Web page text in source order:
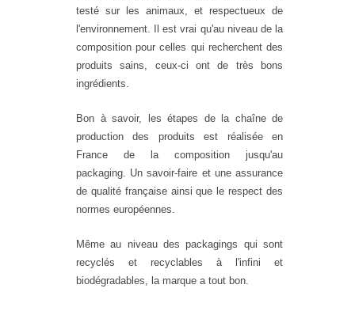
testé sur les animaux, et respectueux de
l'environnement. Il est vrai qu'au niveau de la
composition pour celles qui recherchent des
produits sains, ceux-ci ont de très bons
ingrédients.
Bon à savoir, les étapes de la chaîne de
production des produits est réalisée en
France de la composition jusqu'au
packaging. Un savoir-faire et une assurance
de qualité française ainsi que le respect des
normes européennes.
Même au niveau des packagings qui sont
recyclés et recyclables à l'infini et
biodégradables, la marque a tout bon.